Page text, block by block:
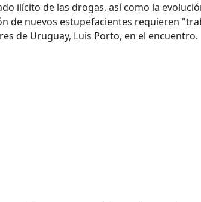
ilícito de las drogas, así como la
de nuevos estupefacientes requieren
de Uruguay, Luis Porto, en el encuentro.